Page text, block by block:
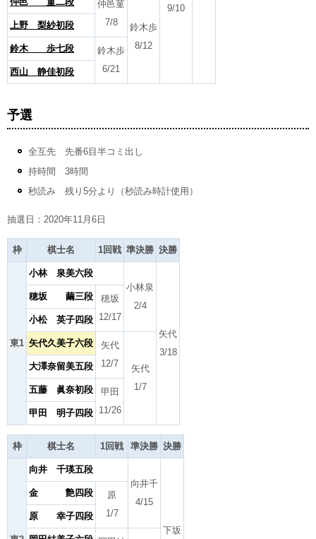
9/10
仲邑菫
7/8
鈴木歩
8/12
上野 梨紗初段
鈴木 歩七段
鈴木歩
6/21
西山 静佳初段
予選
全互先 先番6目半コミ出し
持時間 3時間
秒読み 残り5分より（秒読み時計使用）
抽選日：2020年11月6日
枠 棋士名 1回戦 準決勝 決勝
東1
小林 泉美六段
小林泉
2/4
矢代
3/18
穂坂 繭三段
穂坂
12/17
小松 英子四段
矢代久美子六段
矢代
12/7
矢代
1/7
大澤奈留美五段
五藤 眞奈初段
甲田
11/26
甲田 明子四段
枠 棋士名 1回戦 準決勝 決勝
向井 千瑛五段
向井千
4/15
下坂
金 艶四段
原
1/7
原 幸子四段